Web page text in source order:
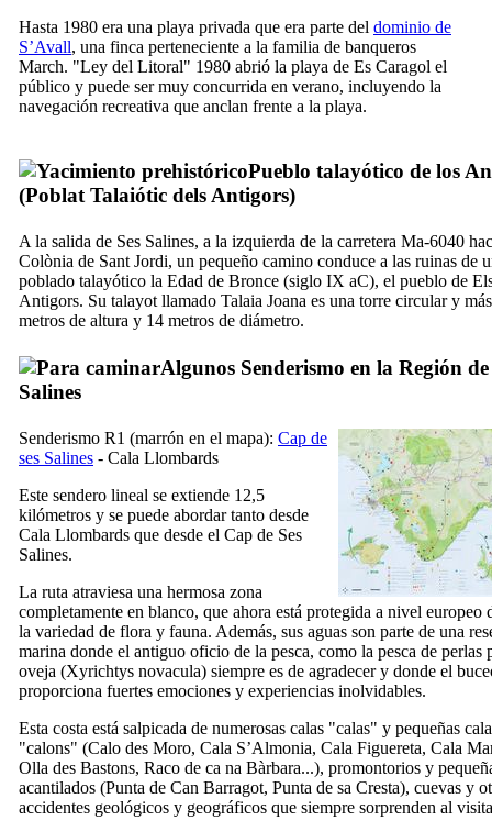
Hasta 1980 era una playa privada que era parte del dominio de
S’Avall, una finca perteneciente a la familia de banqueros
March. "Ley del Litoral" 1980 abrió la playa de Es Caragol el
público y puede ser muy concurrida en verano, incluyendo la
navegación recreativa que anclan frente a la playa.
Pueblo talayótico de los
(Poblat Talaiótic dels Antigors)
A la salida de Ses Salines, a la izquierda de la carretera Ma-6040
Colònia de Sant Jordi, un pequeño camino conduce a las ruinas de
poblado talayótico la Edad de Bronce (siglo IX aC), el pueblo de
Antigors. Su talayot llamado Talaia Joana es una torre circular y
metros de altura y 14 metros de diámetro.
Algunos Senderismo en la Región
Salines
Senderismo R1 (marrón en el mapa): Cap de
ses Salines - Cala Llombards
Este sendero lineal se extiende 12,5
kilómetros y se puede abordar tanto desde
Cala Llombards que desde el Cap de Ses
Salines.
La ruta atraviesa una hermosa zona
completamente en blanco, que ahora está protegida a nivel europeo
la variedad de flora y fauna. Además, sus aguas son parte de una
marina donde el antiguo oficio de la pesca, como la pesca de perlas
oveja (Xyrichtys novacula) siempre es de agradecer y donde el
proporciona fuertes emociones y experiencias inolvidables.
Esta costa está salpicada de numerosas calas "calas" y pequeñas
"calons" (Calo des Moro, Cala S’Almonia, Cala Figuereta, Cala
Olla des Bastons, Raco de ca na Bàrbara...), promontorios y
acantilados (Punta de Can Barragot, Punta de sa Cresta), cuevas y
accidentes geológicos y geográficos que siempre sorprenden al